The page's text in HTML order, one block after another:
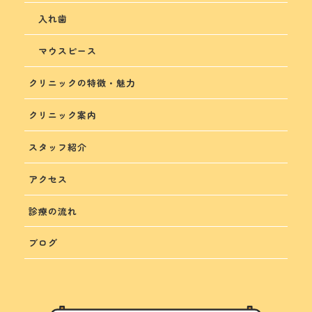
入れ歯
マウスピース
クリニックの特徴・魅力
クリニック案内
スタッフ紹介
アクセス
診療の流れ
ブログ